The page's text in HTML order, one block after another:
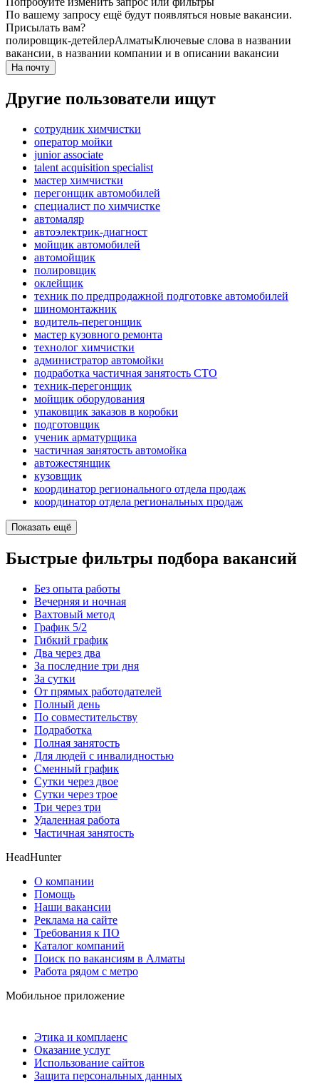
По вашему запросу ещё будут появляться новые вакансии.
Присылать вам?
полировщик-детейлерАлматыКлючевые слова в названии
вакансии, в названии компании и в описании вакансии
На почту
Другие пользователи ищут
сотрудник химчистки
оператор мойки
junior associate
talent acquisition specialist
мастер химчистки
перегонщик автомобилей
специалист по химчистке
автомаляр
автоэлектрик-диагност
мойщик автомобилей
автомойщик
полировщик
оклейщик
техник по предпродажной подготовке автомобилей
шиномонтажник
водитель-перегонщик
мастер кузовного ремонта
технолог химчистки
администратор автомойки
подработка частичная занятость СТО
техник-перегонщик
мойщик оборудования
упаковщик заказов в коробки
подготовщик
ученик арматурщика
частичная занятость автомойка
автожестянщик
кузовщик
координатор регионального отдела продаж
координатор отдела региональных продаж
Показать ещё
Быстрые фильтры подбора вакансий
Без опыта работы
Вечерняя и ночная
Вахтовый метод
График 5/2
Гибкий график
Два через два
За последние три дня
За сутки
От прямых работодателей
Полный день
По совместительству
Подработка
Полная занятость
Для людей с инвалидностью
Сменный график
Сутки через двое
Сутки через трое
Три через три
Удаленная работа
Частичная занятость
HeadHunter
О компании
Помощь
Наши вакансии
Реклама на сайте
Требования к ПО
Каталог компаний
Поиск по вакансиям в Алматы
Работа рядом с метро
Мобильное приложение
Этика и комплаенс
Оказание услуг
Использование сайтов
Защита персональных данных